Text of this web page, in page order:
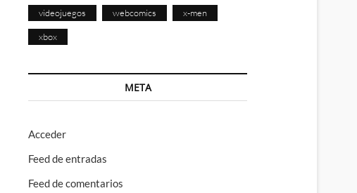
videojuegos webcomics x-men
xbox
META
Acceder
Feed de entradas
Feed de comentarios